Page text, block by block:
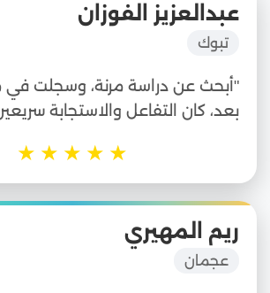
عبدالعزيز الفوزان
تبوك
"أبحث عن دراسة مرنة، وسجلت في
بعد، كان التفاعل والاستجابة
★
★
★
★
★
ريم المهيري
عجمان